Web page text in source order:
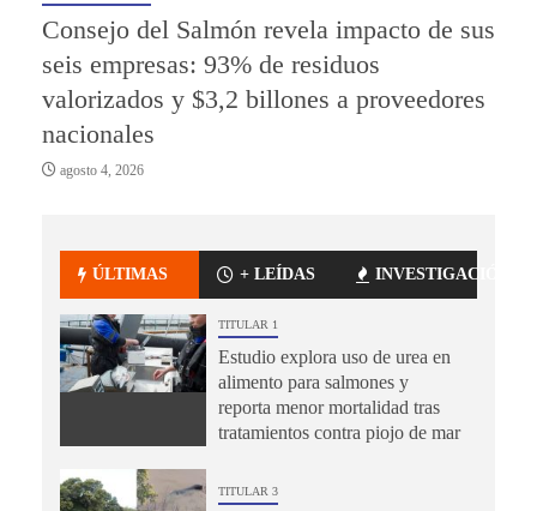
Consejo del Salmón revela impacto de sus
seis empresas: 93% de residuos
valorizados y $3,2 billones a proveedores
nacionales
agosto 4, 2026
ÚLTIMAS + LEÍDAS INVESTIGACIÓN
TITULAR 1
Estudio explora uso de urea en
alimento para salmones y
reporta menor mortalidad tras
tratamientos contra piojo de mar
TITULAR 3